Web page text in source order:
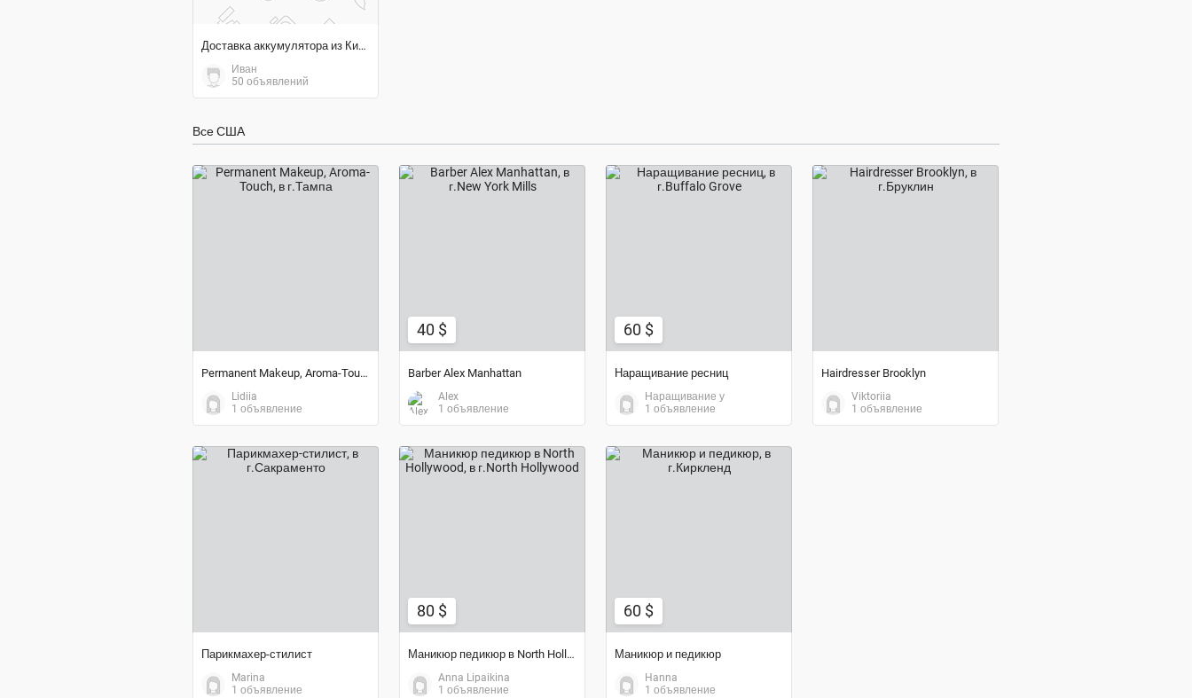
Доставка аккумулятора из Китая в Алматы Казахстан
Иван
50 объявлений
Все США
Permanent Makeup, Aroma-Touch
Lidiia
1 объявление
40 $
Barber Alex Manhattan
Alex
1 объявление
60 $
Наращивание ресниц
Наращивание у
1 объявление
Hairdresser Brooklyn
Viktoriia
1 объявление
Парикмахер-стилист
Marina
1 объявление
80 $
Маникюр педикюр в North Hollywood
Anna Lipaikina
1 объявление
60 $
Маникюр и педикюр
Hanna
1 объявление